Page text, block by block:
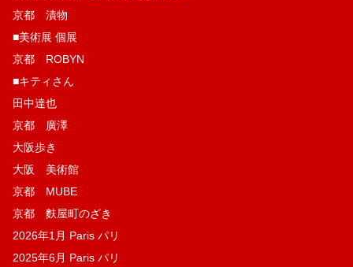
京都 漬物
■美術展 個展
京都 ROBYN
■キティさん
田中達也
京都 廣澤
大阪歩き
大阪 美術館
京都 MUBE
京都 麩屋町のざき
2026年1月 Paris パリ
2025年6月 Paris パリ